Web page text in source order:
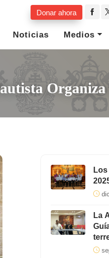
Donar ahora
Noticias Medios
La